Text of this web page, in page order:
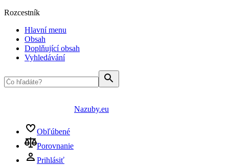
Rozcestník
Hlavní menu
Obsah
Doplňující obsah
Vyhledávání
Nazuby.eu
Obľúbené
Porovnanie
Prihlásiť